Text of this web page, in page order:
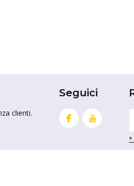
clienti.
Seguici
*